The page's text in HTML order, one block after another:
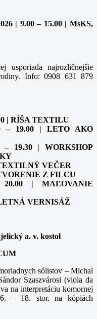
| 9.00 – 15.00 | MsKS,
usporiada najrozličnejšie
Info: 0908 631 879
| RÍŠA TEXTILU
– 19.00 | LETO AKO
19.30 | WORKSHOP
TEXTILNÝ VEČER
TVORENIE Z FILCU
| MAĽOVANIE
LETNÁ VERNISÁŽ
a. v. kostol
sólistov – Michal
Szaszvárosi (viola da
na interpretáciu komornej
– 18. stor. na kópiách